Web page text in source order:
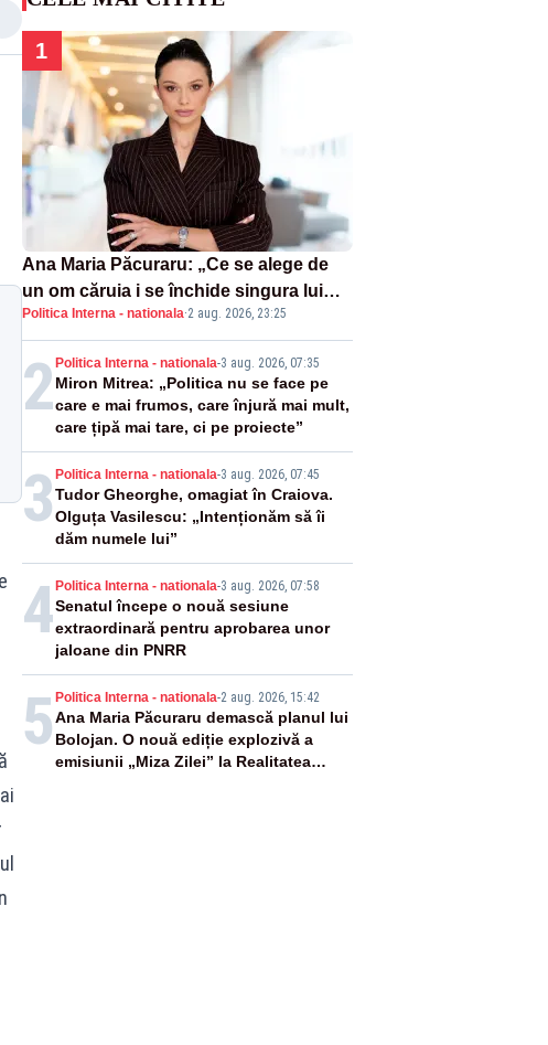
1
Ana Maria Păcuraru: „Ce se alege de
un om căruia i se închide singura lui
portiță?”
Politica Interna - nationala·2 aug. 2026, 23:25
2Politica Interna - nationala-3 aug. 2026, 07:35
Miron Mitrea: „Politica nu se face pe
care e mai frumos, care înjură mai mult,
care țipă mai tare, ci pe proiecte”
3 Politica Interna - nationala-3 aug. 2026, 07:45
Tudor Gheorghe, omagiat în Craiova.
Olguța Vasilescu: „Intenționăm să îi
dăm numele lui”
4Politica Interna - nationala-3 aug. 2026, 07:58
Senatul începe o nouă sesiune
extraordinară pentru aprobarea unor
jaloane din PNRR
5 Politica Interna - nationala-2 aug. 2026, 15:42
Ana Maria Păcuraru demască planul lui
Bolojan. O nouă ediție explozivă a
emisiunii „Miza Zilei” la Realitatea